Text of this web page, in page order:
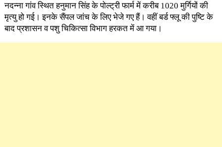
नदन्ना गांव स्थित हनुमान सिंह के पोल्ट्री फार्म में करीब 1020 मुर्गियों की
मृत्यु हो गई। इनके सैंपल जांच के लिए भेजे गए हैं। वहीं बर्ड फ्लू की पुष्टि के
बाद प्रशासन व पशु चिकित्सा विभाग हरकत में आ गया।